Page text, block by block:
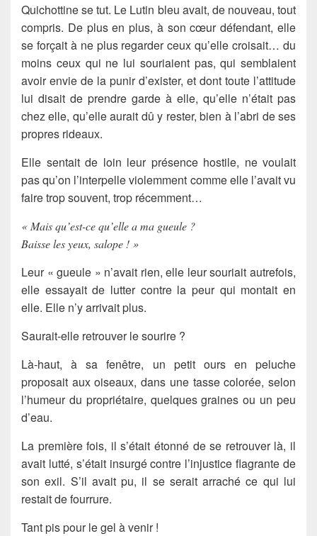
Quichottine se tut. Le Lutin bleu avait, de nouveau, tout
compris. De plus en plus, à son cœur défendant, elle
se forçait à ne plus regarder ceux qu’elle croisait… du
moins ceux qui ne lui souriaient pas, qui semblaient
avoir envie de la punir d’exister, et dont toute l’attitude
lui disait de prendre garde à elle, qu’elle n’était pas
chez elle, qu’elle aurait dû y rester, bien à l’abri de ses
propres rideaux.
Elle sentait de loin leur présence hostile, ne voulait
pas qu’on l’interpelle violemment comme elle l’avait vu
faire trop souvent, trop récemment…
« Mais qu’est-ce qu’elle a ma gueule ?
Baisse les yeux, salope ! »
Leur « gueule » n’avait rien, elle leur souriait autrefois,
elle essayait de lutter contre la peur qui montait en
elle. Elle n’y arrivait plus.
Saurait-elle retrouver le sourire ?
Là-haut, à sa fenêtre, un petit ours en peluche
proposait aux oiseaux, dans une tasse colorée, selon
l’humeur du propriétaire, quelques graines ou un peu
d’eau.
La première fois, il s’était étonné de se retrouver là, il
avait lutté, s’était insurgé contre l’injustice flagrante de
son exil. S’il avait pu, il se serait arraché ce qui lui
restait de fourrure.
Tant pis pour le gel à venir !